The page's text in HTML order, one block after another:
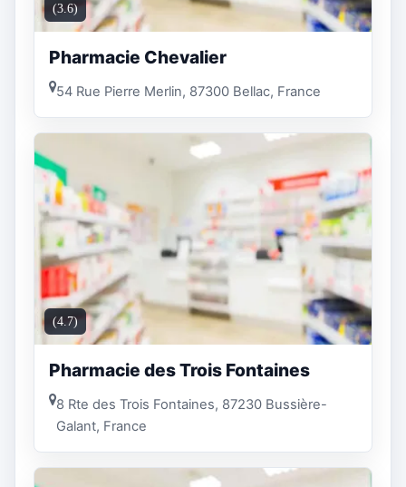
(3.6)
Pharmacie Chevalier
54 Rue Pierre Merlin, 87300 Bellac, France
(4.7)
Pharmacie des Trois Fontaines
8 Rte des Trois Fontaines, 87230 Bussière-
Galant, France